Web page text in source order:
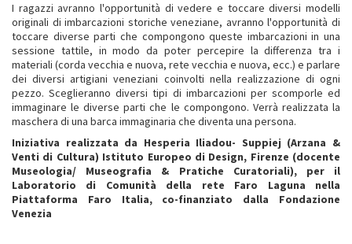
I ragazzi avranno l'opportunità di vedere e toccare diversi modelli
originali di imbarcazioni storiche veneziane, avranno l'opportunità di
toccare diverse parti che compongono queste imbarcazioni in una
sessione tattile, in modo da poter percepire la differenza tra i
materiali (corda vecchia e nuova, rete vecchia e nuova, ecc.) e parlare
dei diversi artigiani veneziani coinvolti nella realizzazione di ogni
pezzo. Sceglieranno diversi tipi di imbarcazioni per scomporle ed
immaginare le diverse parti che le compongono. Verrà realizzata la
maschera di una barca immaginaria che diventa una persona.
Iniziativa realizzata da Hesperia Iliadou- Suppiej (Arzana &
Venti di Cultura) Istituto Europeo di Design, Firenze (docente
Museologia/ Museografia & Pratiche Curatoriali), per il
Laboratorio di Comunità della rete Faro Laguna nella
Piattaforma Faro Italia, co-finanziato dalla Fondazione
Venezia